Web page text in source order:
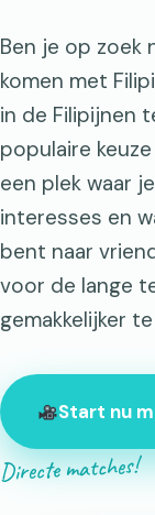
Ben je op zoek
komen met
in de Filipijnen
populaire
een plek waar
interesses en
bent naar
voor de lange
gemakkelijker
Start nu
Directe matches!